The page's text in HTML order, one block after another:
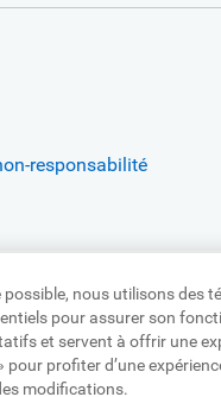
responsabilité
Royale du Canada,
|Accessibilité|
nous utilisons des
pour assurer son
et servent à offrir une
pour profiter d’une
modifications.